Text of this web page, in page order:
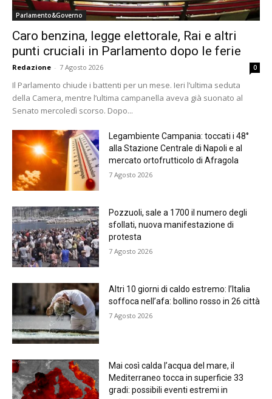
Parlamento&Governo
Caro benzina, legge elettorale, Rai e altri
punti cruciali in Parlamento dopo le ferie
Redazione - 7 Agosto 2026 0
Il Parlamento chiude i battenti per un mese. Ieri l’ultima seduta
della Camera, mentre l’ultima campanella aveva già suonato al
Senato mercoledì scorso. Dopo...
Legambiente Campania: toccati i 48°
alla Stazione Centrale di Napoli e al
mercato ortofrutticolo di Afragola
7 Agosto 2026
Pozzuoli, sale a 1700 il numero degli
sfollati, nuova manifestazione di
protesta
7 Agosto 2026
Altri 10 giorni di caldo estremo: l’Italia
soffoca nell’afa: bollino rosso in 26 città
7 Agosto 2026
Mai così calda l’acqua del mare, il
Mediterraneo tocca in superficie 33
gradi: possibili eventi estremi in